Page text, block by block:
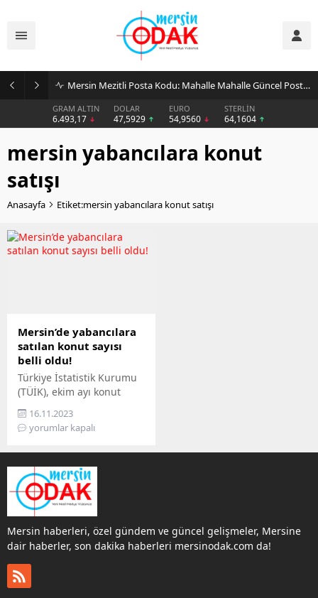
Mersin Mezitli Posta Kodu: Mahalle Mahalle Güncel Posta Kodu Rehberi
GRAM ALTIN
6.493,17
DOLAR
47,5929
EURO
54,9560
STERLİN
64,1604
mersin yabancılara konut
satışı
Anasayfa Etiket:mersin yabancılara konut satışı
Mersin’de yabancılara
satılan konut sayısı
belli oldu!
Türkiye İstatistik Kurumu
(TÜİK), ekim ayı konut
açıkladı. Mersin’de
yabancılara satılan konut
içerisinde Mersin’de 294
konut yabancılara satıldı.
Mersin, Türkiye’de
yabancılara en çok konut
satılan 3. şehir oldu. TÜİK
verilerine göre, Ekim
ayında genelinde konut
satışlarında geçen yılın
aynı ayına...
16.11.2023
yorumlar kapalı
Mersin haberleri, özel gündem ve güncel gelişmeler, Mersine
dair haberler, son dakika haberleri mersinodak.com da!